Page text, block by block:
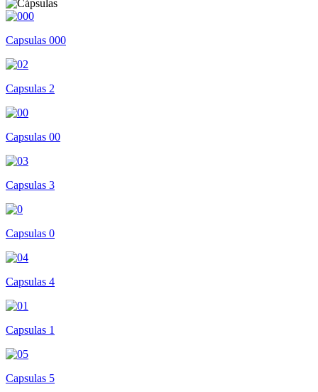
Capsulas 000
Capsulas 2
Capsulas 00
Capsulas 3
Capsulas 0
Capsulas 4
Capsulas 1
Capsulas 5